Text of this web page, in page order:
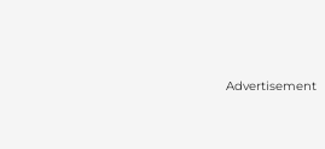
Advertisement